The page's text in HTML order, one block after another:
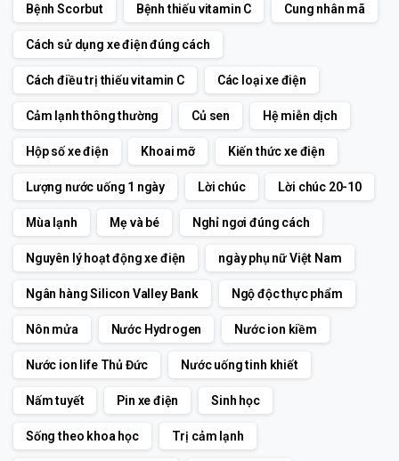
Bệnh Scorbut Bệnh thiếu vitamin C Cung nhân mã
Cách sử dụng xe điện đúng cách
Cách điều trị thiếu vitamin C Các loại xe điện
Cảm lạnh thông thường Củ sen Hệ miễn dịch
Hộp số xe điện Khoai mỡ Kiến thức xe điện
Lượng nước uống 1 ngày Lời chúc Lời chúc 20-10
Mùa lạnh Mẹ và bé Nghỉ ngơi đúng cách
Nguyên lý hoạt động xe điện ngày phụ nữ Việt Nam
Ngân hàng Silicon Valley Bank Ngộ độc thực phẩm
Nôn mửa Nước Hydrogen Nước ion kiềm
Nước ion life Thủ Đức Nước uống tinh khiết
Nấm tuyết Pin xe điện Sinh học
Sống theo khoa học Trị cảm lạnh